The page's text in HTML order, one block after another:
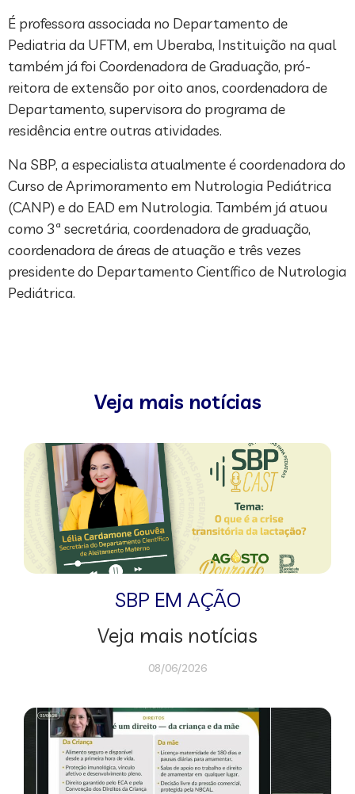
É professora associada no Departamento de
Pediatria da UFTM, em Uberaba, Instituição na qual
também já foi Coordenadora de Graduação, pró-
reitora de extensão por oito anos, coordenadora de
Departamento, supervisora do programa de
residência entre outras atividades.
Na SBP, a especialista atualmente é coordenadora do
Curso de Aprimoramento em Nutrologia Pediátrica
(CANP) e do EAD em Nutrologia. Também já atuou
como 3ª secretária, coordenadora de graduação,
coordenadora de áreas de atuação e três vezes
presidente do Departamento Científico de Nutrologia
Pediátrica.
Veja mais notícias
SBP EM AÇÃO
Veja mais notícias
08/06/2026